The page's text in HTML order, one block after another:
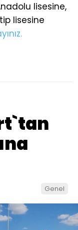
lisesine,
lisesine
Genel